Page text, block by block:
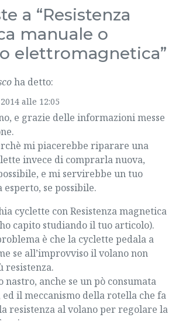
a “Resistenza
manuale o
elettromagnetica”
ha detto:
alle 12:05
e grazie delle informazioni messe
mi piacerebbe riparare una
invece di comprarla nuova,
e mi servirebbe un tuo
esperto, se possibile.
cyclette con Resistenza magnetica
capito studiando il tuo articolo).
è che la cyclette pedala a
se all’improvviso il volano non
resistenza.
nastro, anche se un pò consumata
il meccanismo della rotella che fa
resistenza al volano per regolare la